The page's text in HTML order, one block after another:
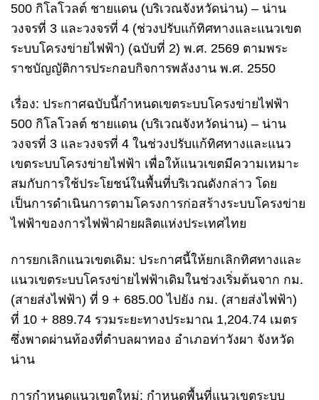
500 กิโลโวลต์ ชายแดน (บริเวณจังหวัดน่าน) – น่าน
วงจรที่ 3 และวงจรที่ 4 (ช่วงปรับแก้ทิศทางและแนวเขต
ระบบโครงข่ายไฟฟ้า) (ฉบับที่ 2) พ.ศ. 2569 ตามพระ
ราชบัญญัติการประกอบกิจการพลังงาน พ.ศ. 2550
เรื่อง: ประกาศฉบับนี้กำหนดเขตระบบโครงข่ายไฟฟ้า
500 กิโลโวลต์ ชายแดน (บริเวณจังหวัดน่าน) – น่าน
วงจรที่ 3 และวงจรที่ 4 ในช่วงปรับแก้ทิศทางและแนว
เขตระบบโครงข่ายไฟฟ้า เพื่อให้แนวเขตมีความเหมาะ
สมกับการใช้ประโยชน์ในพื้นที่บริเวณดังกล่าว โดย
เป็นการดำเนินการตามโครงการก่อสร้างระบบโครงข่าย
ไฟฟ้าของการไฟฟ้าฝ่ายผลิตแห่งประเทศไทย
การยกเลิกแนวเขตเดิม: ประกาศนี้ให้ยกเลิกทิศทางและ
แนวเขตระบบโครงข่ายไฟฟ้าเดิมในช่วงเริ่มต้นจาก กม.
(สายส่งไฟฟ้า) ที่ 9 + 685.00 ไปยัง กม. (สายส่งไฟฟ้า)
ที่ 10 + 889.74 รวมระยะทางประมาณ 1,204.74 เมตร
ซึ่งพาดผ่านท้องที่ตำบลผาทอง อำเภอท่าวังผา จังหวัด
น่าน
การกำหนดแนวเขตใหม่: กำหนดพื้นที่แนวเขตระบบ